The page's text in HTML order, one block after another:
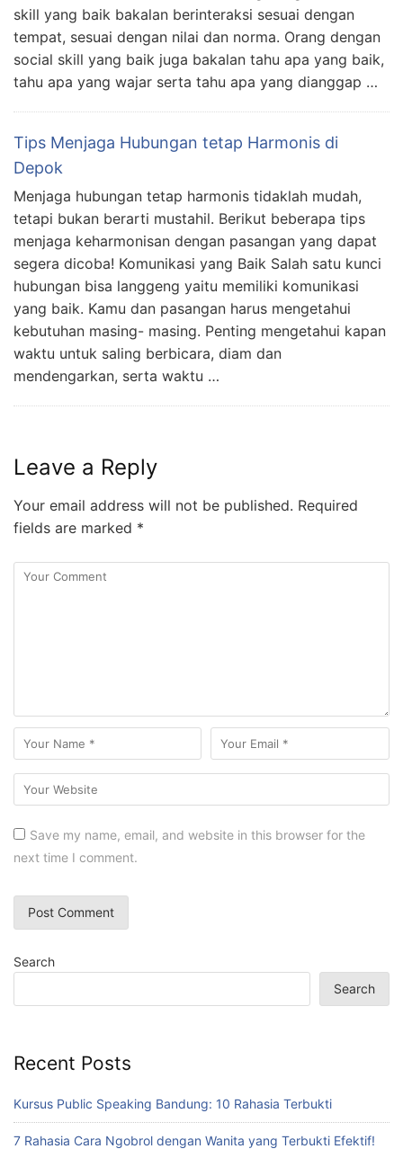
skill yang baik bakalan berinteraksi sesuai dengan
tempat, sesuai dengan nilai dan norma. Orang dengan
social skill yang baik juga bakalan tahu apa yang baik,
tahu apa yang wajar serta tahu apa yang dianggap …
Tips Menjaga Hubungan tetap Harmonis di
Depok
Menjaga hubungan tetap harmonis tidaklah mudah,
tetapi bukan berarti mustahil. Berikut beberapa tips
menjaga keharmonisan dengan pasangan yang dapat
segera dicoba! Komunikasi yang Baik Salah satu kunci
hubungan bisa langgeng yaitu memiliki komunikasi
yang baik. Kamu dan pasangan harus mengetahui
kebutuhan masing- masing. Penting mengetahui kapan
waktu untuk saling berbicara, diam dan
mendengarkan, serta waktu …
Leave a Reply
Your email address will not be published. Required
fields are marked *
Save my name, email, and website in this browser for the
next time I comment.
Search
Search
Recent Posts
Kursus Public Speaking Bandung: 10 Rahasia Terbukti
7 Rahasia Cara Ngobrol dengan Wanita yang Terbukti Efektif!